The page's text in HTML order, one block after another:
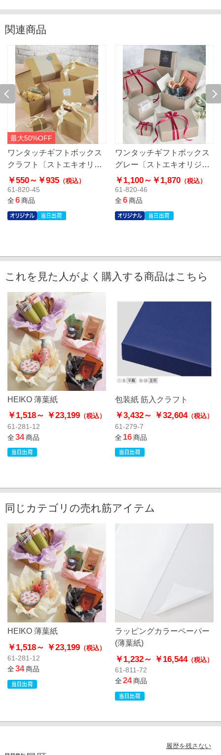
関連商品
最大50%OFF
ワンタッチギフトボックス
クラフト〔ストエキオリジ
ナル〕
￥550～ ￥935 （税込）
61-820-45
全6商品
ワンタッチギフトボックス
グレー〔ストエキオリジナ
ル〕
￥1,100～ ￥1,870 （税込）
61-820-46
全6商品
これを見た人がよく購入する商品はこちら
HEIKO 薄葉紙
￥1,518～ ￥23,199 （税込）
61-281-12
全34商品
包装紙 筋入クラフト
￥3,432～ ￥32,604（税込）
61-279-7
全16商品
同じカテゴリの売れ筋アイテム
HEIKO 薄葉紙
￥1,518～ ￥23,199 （税込）
61-281-12
全34商品
ラッピングカラーペーパー
(薄葉紙)
￥1,232～ ￥16,544（税込）
61-811-72
全24商品
履歴を残さない